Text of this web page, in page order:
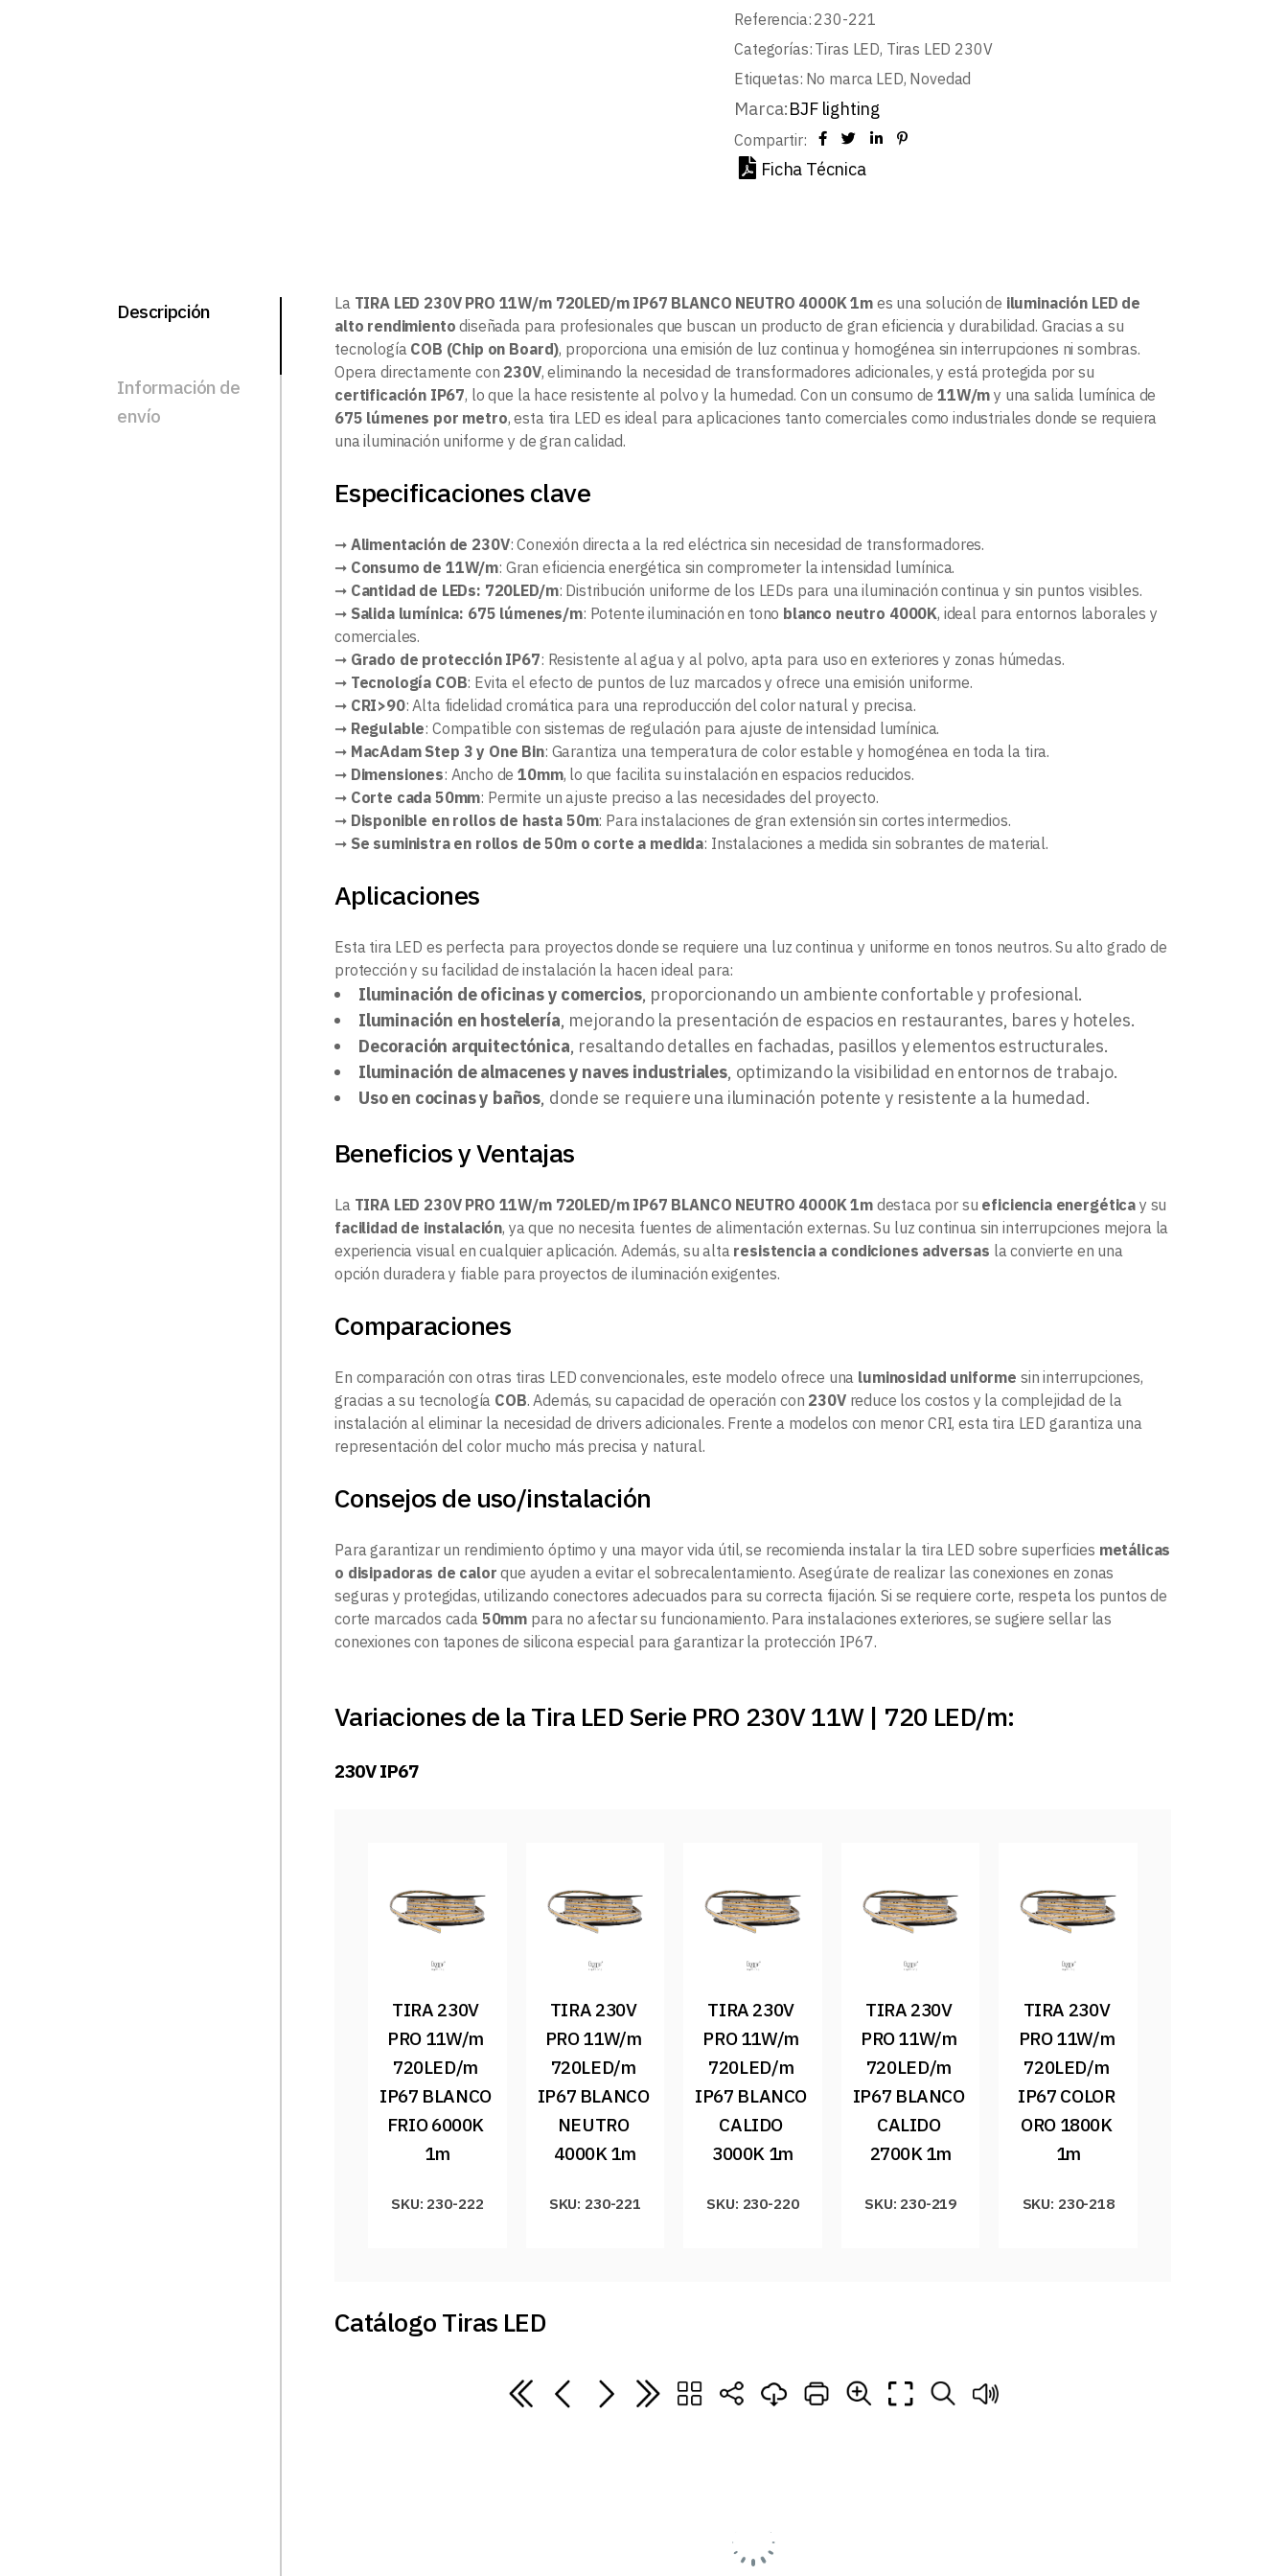
Referencia: 230-221
Categorías: Tiras LED, Tiras LED 230V
Etiquetas: No marca LED, Novedad
Marca:BJF lighting
Compartir:
Ficha Técnica
Descripción
Información de
envío
La TIRA LED 230V PRO 11W/m 720LED/m IP67 BLANCO NEUTRO 4000K 1mes una solución de iluminación LED de
alto rendimiento diseñada para profesionales que buscan un producto de gran eficiencia y durabilidad. Gracias a su
tecnología COB (Chip on Board), proporciona una emisión de luz continua y homogénea sin interrupciones ni sombras.
Opera directamente con 230V, eliminando la necesidad de transformadores adicionales, y está protegida por su
certificación IP67, lo que la hace resistente al polvo y la humedad. Con un consumo de11W/m y una salida lumínica de
675 lúmenes por metro, esta tira LED es ideal para aplicaciones tanto comerciales como industriales donde se requiera
una iluminación uniforme y de gran calidad.
Especificaciones clave
➞ Alimentación de 230V: Conexión directa a la red eléctrica sin necesidad de transformadores.
➞ Consumo de 11W/m: Gran eficiencia energética sin comprometer la intensidad lumínica.
➞ Cantidad de LEDs: 720LED/m: Distribución uniforme de los LEDs para una iluminación continua y sin puntos visibles.
➞ Salida lumínica: 675 lúmenes/m: Potente iluminación en tono blanco neutro 4000K, ideal para entornos laborales y
comerciales.
➞ Grado de protección IP67: Resistente al agua y al polvo, apta para uso en exteriores y zonas húmedas.
➞ Tecnología COB: Evita el efecto de puntos de luz marcados y ofrece una emisión uniforme.
➞ CRI>90: Alta fidelidad cromática para una reproducción del color natural y precisa.
➞ Regulable: Compatible con sistemas de regulación para ajuste de intensidad lumínica.
➞ MacAdam Step 3 y One Bin: Garantiza una temperatura de color estable y homogénea en toda la tira.
➞ Dimensiones: Ancho de10mm, lo que facilita su instalación en espacios reducidos.
➞ Corte cada 50mm: Permite un ajuste preciso a las necesidades del proyecto.
➞ Disponible en rollos de hasta 50m: Para instalaciones de gran extensión sin cortes intermedios.
➞ Se suministra en rollos de 50m o corte a medida: Instalaciones a medida sin sobrantes de material.
Aplicaciones
Esta tira LED es perfecta para proyectos donde se requiere una luz continua y uniforme en tonos neutros. Su alto grado de
protección y su facilidad de instalación la hacen ideal para:
Iluminación de oficinas y comercios, proporcionando un ambiente confortable y profesional.
Iluminación en hostelería, mejorando la presentación de espacios en restaurantes, bares y hoteles.
Decoración arquitectónica, resaltando detalles en fachadas, pasillos y elementos estructurales.
Iluminación de almacenes y naves industriales, optimizando la visibilidad en entornos de trabajo.
Uso en cocinas y baños, donde se requiere una iluminación potente y resistente a la humedad.
Beneficios y Ventajas
La TIRA LED 230V PRO 11W/m 720LED/m IP67 BLANCO NEUTRO 4000K 1mdestaca por su eficiencia energética y su
facilidad de instalación, ya que no necesita fuentes de alimentación externas. Su luz continua sin interrupciones mejora la
experiencia visual en cualquier aplicación. Además, su alta resistencia a condiciones adversas la convierte en una
opción duradera y fiable para proyectos de iluminación exigentes.
Comparaciones
En comparación con otras tiras LED convencionales, este modelo ofrece una luminosidad uniforme sin interrupciones,
gracias a su tecnología COB. Además, su capacidad de operación con 230Vreduce los costos y la complejidad de la
instalación al eliminar la necesidad de drivers adicionales. Frente a modelos con menor CRI, esta tira LED garantiza una
representación del color mucho más precisa y natural.
Consejos de uso/instalación
Para garantizar un rendimiento óptimo y una mayor vida útil, se recomienda instalar la tira LED sobre superficies metálicas
o disipadoras de calor que ayuden a evitar el sobrecalentamiento. Asegúrate de realizar las conexiones en zonas
seguras y protegidas, utilizando conectores adecuados para su correcta fijación. Si se requiere corte, respeta los puntos de
corte marcados cada 50mm para no afectar su funcionamiento. Para instalaciones exteriores, se sugiere sellar las
conexiones con tapones de silicona especial para garantizar la protección IP67.
Variaciones de la Tira LED Serie PRO 230V 11W | 720 LED/m:
230V IP67
TIRA 230V
PRO 11W/m
720LED/m
IP67 BLANCO
FRIO 6000K
1m
SKU: 230-222
TIRA 230V
PRO 11W/m
720LED/m
IP67 BLANCO
NEUTRO
4000K 1m
SKU: 230-221
TIRA 230V
PRO 11W/m
720LED/m
IP67 BLANCO
CALIDO
3000K 1m
SKU: 230-220
TIRA 230V
PRO 11W/m
720LED/m
IP67 BLANCO
CALIDO
2700K 1m
SKU: 230-219
TIRA 230V
PRO 11W/m
720LED/m
IP67 COLOR
ORO 1800K
1m
SKU: 230-218
Catálogo Tiras LED